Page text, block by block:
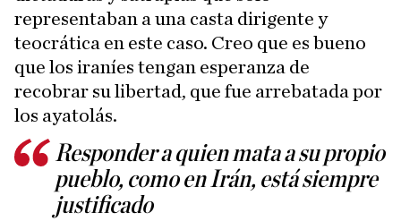
representaban a una casta dirigente y
teocrática en este caso. Creo que es bueno
que los iraníes tengan esperanza de
recobrar su libertad, que fue arrebatada por
los ayatolás.
Responder a quien mata a su propio
pueblo, como en Irán, está siempre
justificado